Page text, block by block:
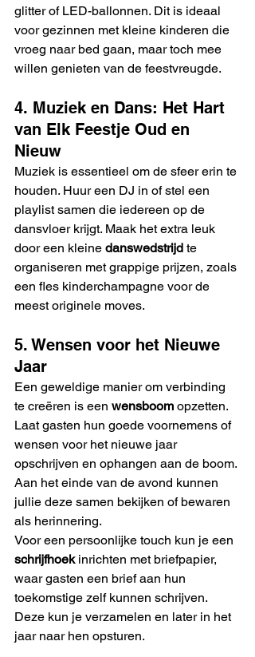
glitter of LED-ballonnen. Dit is ideaal
voor gezinnen met kleine kinderen die
vroeg naar bed gaan, maar toch mee
willen genieten van de feestvreugde.
4. Muziek en Dans: Het Hart
van Elk Feestje Oud en
Nieuw
Muziek is essentieel om de sfeer erin te
houden. Huur een DJ in of stel een
playlist samen die iedereen op de
dansvloer krijgt. Maak het extra leuk
door een kleine danswedstrijd te
organiseren met grappige prijzen, zoals
een fles kinderchampagne voor de
meest originele moves.
5. Wensen voor het Nieuwe
Jaar
Een geweldige manier om verbinding
te creëren is een wensboom opzetten.
Laat gasten hun goede voornemens of
wensen voor het nieuwe jaar
opschrijven en ophangen aan de boom.
Aan het einde van de avond kunnen
jullie deze samen bekijken of bewaren
als herinnering.
Voor een persoonlijke touch kun je een
schrijfhoek inrichten met briefpapier,
waar gasten een brief aan hun
toekomstige zelf kunnen schrijven.
Deze kun je verzamelen en later in het
jaar naar hen opsturen.